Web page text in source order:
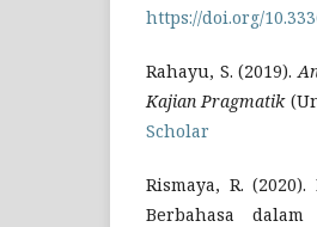
https://doi.org/
Rahayu, S. (2019).
Kajian Pragmatik
Scholar
Rismaya, R.
Berbahasa